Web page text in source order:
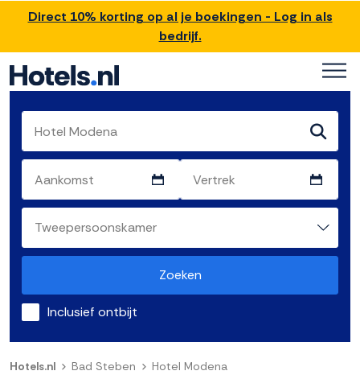
Direct 10% korting op al je boekingen - Log in als
bedrijf.
Zoeken
Inclusief ontbijt
Hotels.nl Bad Steben Hotel Modena